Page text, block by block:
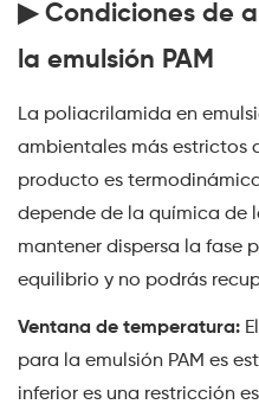
▶ Condiciones de
la emulsión PAM
La poliacrilamida en
ambientales más estrictos
producto es
depende de la química de
mantener dispersa la fase
equilibrio y no podrás
Ventana de temperatura:
para la emulsión PAM es
inferior es una restricción